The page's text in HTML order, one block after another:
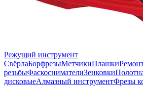
Режущий инструмент
СвёрлаБорфрезыМетчикиПлашки
резьбыФаскоснимателиЗенковки
дисковыеАлмазный инструментФрезы